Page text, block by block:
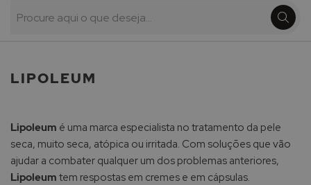
LIPOLEUM
Lipoleum é uma marca especialista no tratamento da pele
seca, muito seca, atópica ou irritada. Com soluções que vão
ajudar a combater qualquer um dos problemas anteriores,
Lipoleum tem respostas em cremes e em cápsulas.